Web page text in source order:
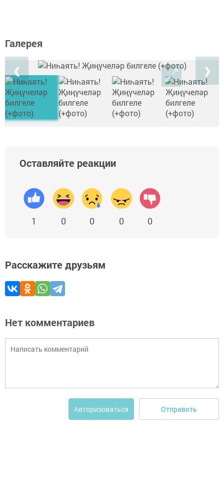
Галерея
❮ ❯
Оставляйте реакции
1 0 0 0 0
Расскажите друзьям
Нет комментариев
Авторизоваться Отправить